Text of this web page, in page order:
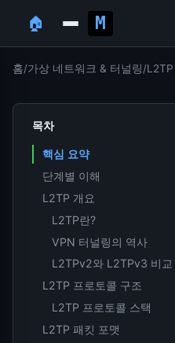
🏠
홈/가상 네트워크 & 터널링/L2TP
목차
핵심 요약
단계별 이해
L2TP 개요
L2TP란?
VPN 터널링의 역사
L2TPv2와 L2TPv3 비교
L2TP 프로토콜 구조
L2TP 프로토콜 스택
L2TP 패킷 포맷